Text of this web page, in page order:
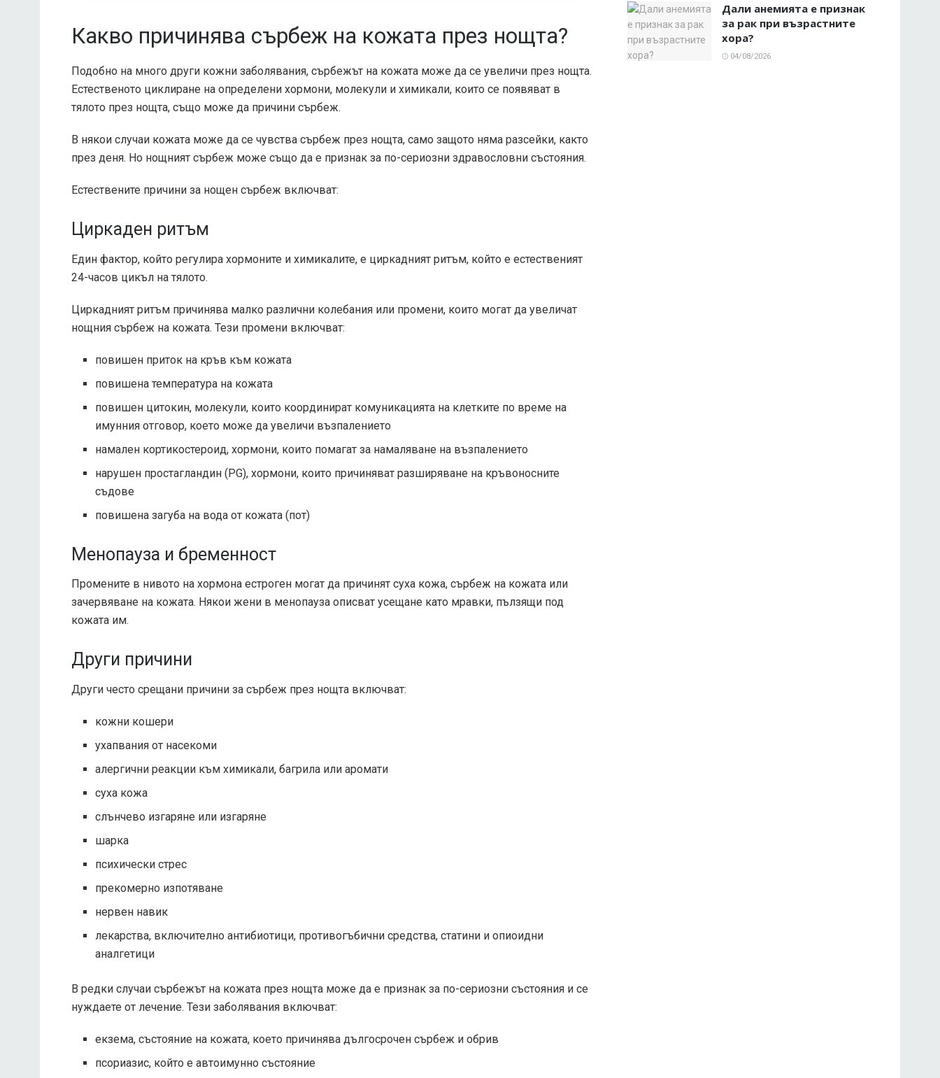
Какво причинява сърбеж на кожата през нощта?
Подобно на много други кожни заболявания, сърбежът на кожата може да се увеличи през нощта.
Естественото циклиране на определени хормони, молекули и химикали, които се появяват в
тялото през нощта, също може да причини сърбеж.
В някои случаи кожата може да се чувства сърбеж през нощта, само защото няма разсейки, както
през деня. Но нощният сърбеж може също да е признак за по-сериозни здравословни състояния.
Естествените причини за нощен сърбеж включват:
Циркаден ритъм
Един фактор, който регулира хормоните и химикалите, е циркадният ритъм, който е естественият
24-часов цикъл на тялото.
Циркадният ритъм причинява малко различни колебания или промени, които могат да увеличат
нощния сърбеж на кожата. Тези промени включват:
повишен приток на кръв към кожата
повишена температура на кожата
повишен цитокин, молекули, които координират комуникацията на клетките по време на
имунния отговор, което може да увеличи възпалението
намален кортикостероид, хормони, които помагат за намаляване на възпалението
нарушен простагландин (PG), хормони, които причиняват разширяване на кръвоносните
съдове
повишена загуба на вода от кожата (пот)
Менопауза и бременност
Промените в нивото на хормона естроген могат да причинят суха кожа, сърбеж на кожата или
зачервяване на кожата. Някои жени в менопауза описват усещане като мравки, пълзящи под
кожата им.
Други причини
Други често срещани причини за сърбеж през нощта включват:
кожни кошери
ухапвания от насекоми
алергични реакции към химикали, багрила или аромати
суха кожа
слънчево изгаряне или изгаряне
шарка
психически стрес
прекомерно изпотяване
нервен навик
лекарства, включително антибиотици, противогъбични средства, статини и опиоидни
аналгетици
В редки случаи сърбежът на кожата през нощта може да е признак за по-сериозни състояния и се
нуждаете от лечение. Тези заболявания включват:
екзема, състояние на кожата, което причинява дългосрочен сърбеж и обрив
псориазис, който е автоимунно състояние
Дали анемията е признак
за рак при възрастните
хора?
04/08/2026